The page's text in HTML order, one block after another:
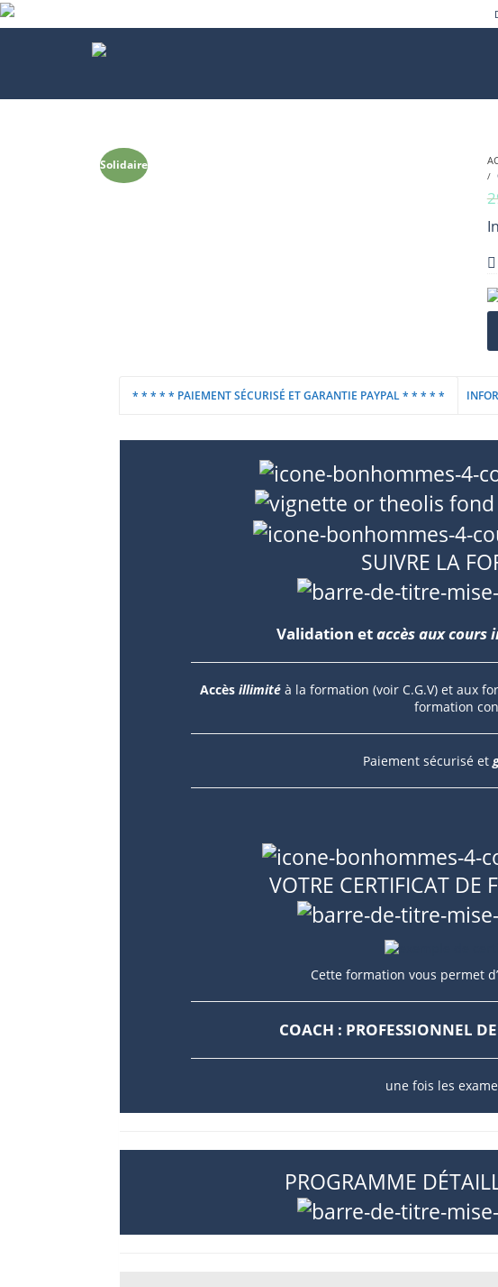
Solidaire
* * * * * PAIEMENT SÉCURISÉ ET GARANTIE PAYPAL * * * * *
SUIVRE LA
Validation etaccès aux cours
Accès illimité à la formation (voir C.G.V) et aux
formation
Paiement sécurisé et
VOTRE CERTIFICAT DE
Cette formation vous permet
COACH : PROFESSIONNEL
une fois les
PROGRAMME